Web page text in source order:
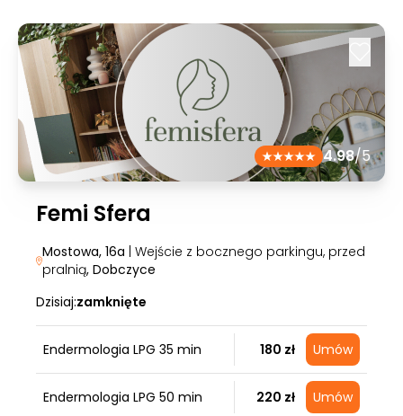
4.98/5
Femi Sfera
Mostowa, 16a | Wejście z bocznego parkingu, przed
pralnią, Dobczyce
Dzisiaj:zamknięte
Endermologia LPG 35 min 180 zł Umów
Endermologia LPG 50 min 220 zł Umów